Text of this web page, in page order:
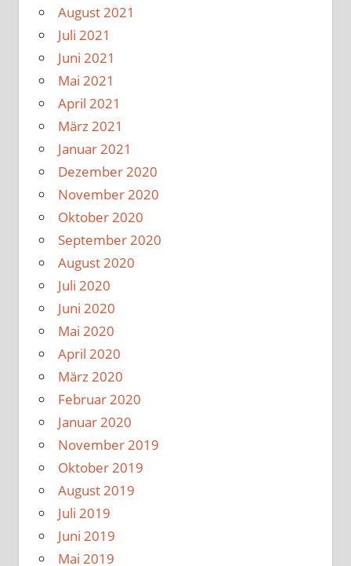
August 2021
Juli 2021
Juni 2021
Mai 2021
April 2021
März 2021
Januar 2021
Dezember 2020
November 2020
Oktober 2020
September 2020
August 2020
Juli 2020
Juni 2020
Mai 2020
April 2020
März 2020
Februar 2020
Januar 2020
November 2019
Oktober 2019
August 2019
Juli 2019
Juni 2019
Mai 2019